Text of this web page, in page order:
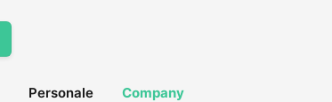
Personale Company